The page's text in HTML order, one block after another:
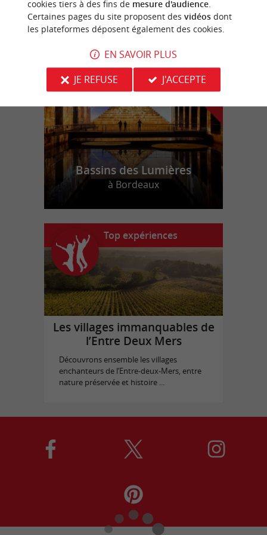
n
o
t
r
e
c
o
u
p
d
e
c
o
e
u
r
Bassins des Lumières
à Bordeaux
Top expériences
Les villages immanquables de
l’Entre Deux Mers
Découvrons ensemble les villages
enchanteurs de l’Entre-deux-Mers, entre
nature préservée et histoire ...
cookies tiers à des fins de mesure d'audience.
Certaines pages du site proposent des vidéosdont
les plateformes déposent également des cookies.
EN SAVOIR PLUS
JE REFUSE
J'ACCEPTE